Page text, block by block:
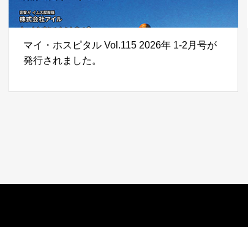
マイ・ホスピタル Vol.115 2026年 1-2月号が
発行されました。